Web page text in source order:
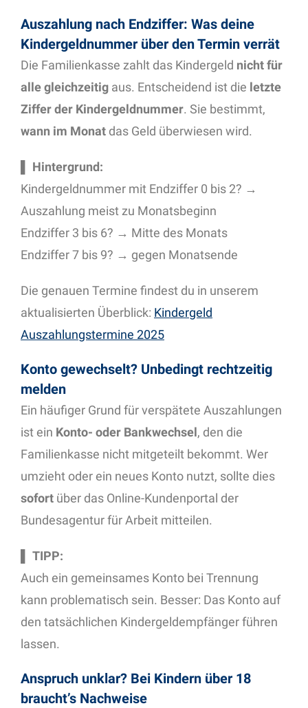
Auszahlung nach Endziffer: Was deine
Kindergeldnummer über den Termin verrät
Die Familienkasse zahlt das Kindergeld nicht für
alle gleichzeitig aus. Entscheidend ist die letzte
Ziffer der Kindergeldnummer. Sie bestimmt,
wann im Monat das Geld überwiesen wird.
Hintergrund:
Kindergeldnummer mit Endziffer 0 bis 2? →
Auszahlung meist zu Monatsbeginn
Endziffer 3 bis 6? → Mitte des Monats
Endziffer 7 bis 9? → gegen Monatsende
Die genauen Termine findest du in unserem
aktualisierten Überblick: Kindergeld
Auszahlungstermine 2025
Konto gewechselt? Unbedingt rechtzeitig
melden
Ein häufiger Grund für verspätete Auszahlungen
ist ein Konto- oder Bankwechsel, den die
Familienkasse nicht mitgeteilt bekommt. Wer
umzieht oder ein neues Konto nutzt, sollte dies
sofort über das Online-Kundenportal der
Bundesagentur für Arbeit mitteilen.
TIPP:
Auch ein gemeinsames Konto bei Trennung
kann problematisch sein. Besser: Das Konto auf
den tatsächlichen Kindergeldempfänger führen
lassen.
Anspruch unklar? Bei Kindern über 18
braucht’s Nachweise